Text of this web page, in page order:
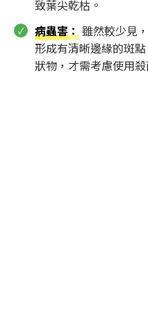
致葉尖乾枯。
病蟲害：雖然較少見
形成有清晰邊緣的斑
狀物，才需考慮使用殺